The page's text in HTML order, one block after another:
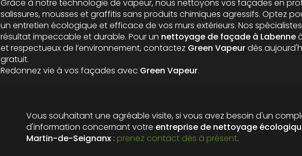
Grâce à notre technologie de vapeur, nous nettoyons vos façades en
salissures, mousses et graffitis sans produits chimiques agressifs. Optez
un entretien écologique et efficace de vos murs extérieurs. Nos
résultat impeccable et durable. Pour un nettoyage de façade à Labenne
et respectueux de l’environnement, contactez Green Vapeurdès
gratuit.
Redonnez vie à vos façades avec Green Vapeur.
Vous souhaitant une agréable visite, si vous avez besoin d'un
d'information concernant votre entreprise de nettoyage
Martin-de-Seignanx : prenez contact dès à présent.